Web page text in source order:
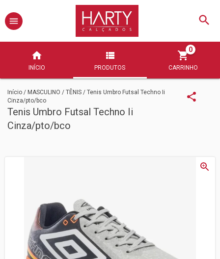
INÍCIO PRODUTOS CARRINHO
0
Início / MASCULINO / TÊNIS / Tenis Umbro Futsal Techno Ii
Cinza/pto/bco
Tenis Umbro Futsal Techno Ii
Cinza/pto/bco